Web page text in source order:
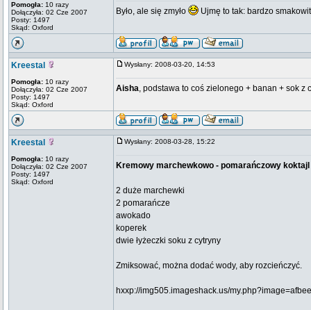
Pomogła: 10 razy
Dołączyła: 02 Cze 2007
Posty: 1497
Skąd: Oxford
Było, ale się zmyło Ujmę to tak: bardzo
Kreestal
Pomogła: 10 razy
Dołączyła: 02 Cze 2007
Posty: 1497
Skąd: Oxford
Wysłany: 2008-03-20, 14:53
Aisha, podstawa to coś zielonego + banan + sok z
Kreestal
Pomogła: 10 razy
Dołączyła: 02 Cze 2007
Posty: 1497
Skąd: Oxford
Wysłany: 2008-03-28, 15:22
Kremowy marchewkowo - pomarańczowy koktajl
2 duże marchewki
2 pomarańcze
awokado
koperek
dwie łyżeczki soku z cytryny
Zmiksować, można dodać wody, aby rozcieńczyć.
hxxp://img505.imageshack.us/